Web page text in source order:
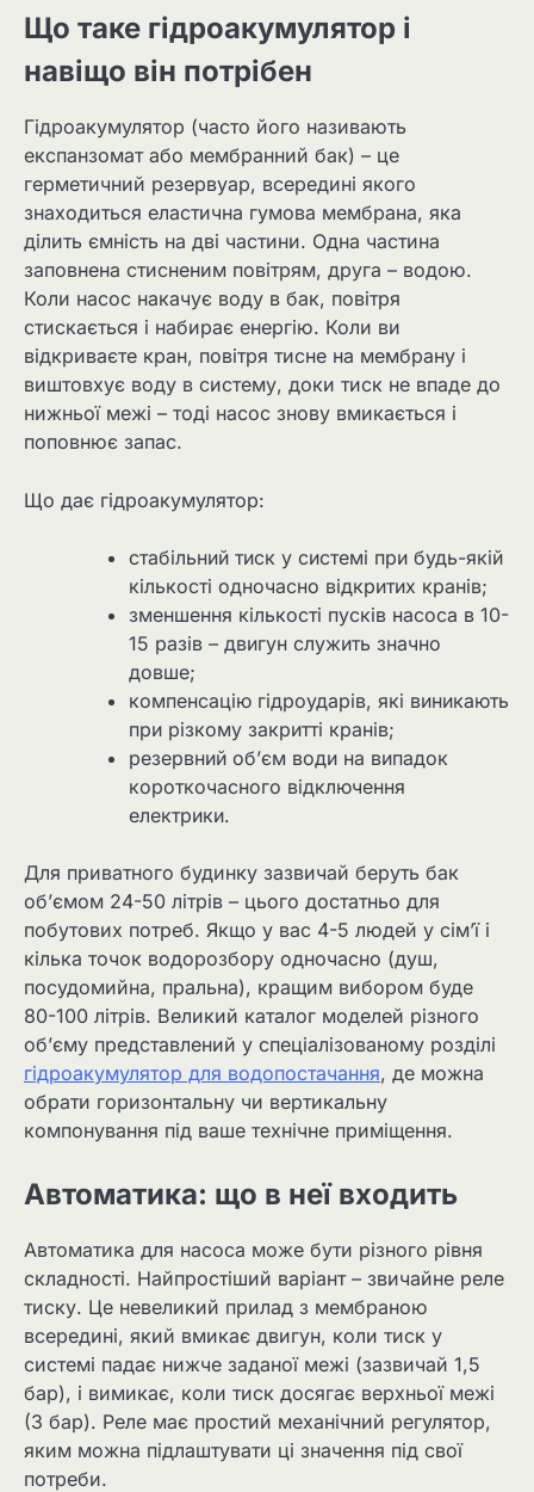
Що таке гідроакумулятор і
навіщо він потрібен
Гідроакумулятор (часто його називають
експанзомат або мембранний бак) – це
герметичний резервуар, всередині якого
знаходиться еластична гумова мембрана, яка
ділить ємність на дві частини. Одна частина
заповнена стисненим повітрям, друга – водою.
Коли насос накачує воду в бак, повітря
стискається і набирає енергію. Коли ви
відкриваєте кран, повітря тисне на мембрану і
виштовхує воду в систему, доки тиск не впаде до
нижньої межі – тоді насос знову вмикається і
поповнює запас.
Що дає гідроакумулятор:
стабільний тиск у системі при будь-якій
кількості одночасно відкритих кранів;
зменшення кількості пусків насоса в 10-
15 разів – двигун служить значно
довше;
компенсацію гідроударів, які виникають
при різкому закритті кранів;
резервний об’єм води на випадок
короткочасного відключення
електрики.
Для приватного будинку зазвичай беруть бак
об’ємом 24-50 літрів – цього достатньо для
побутових потреб. Якщо у вас 4-5 людей у сім’ї і
кілька точок водорозбору одночасно (душ,
посудомийна, пральна), кращим вибором буде
80-100 літрів. Великий каталог моделей різного
об’єму представлений у спеціалізованому розділі
гідроакумулятор для водопостачання, де можна
обрати горизонтальну чи вертикальну
компонування під ваше технічне приміщення.
Автоматика: що в неї входить
Автоматика для насоса може бути різного рівня
складності. Найпростіший варіант – звичайне реле
тиску. Це невеликий прилад з мембраною
всередині, який вмикає двигун, коли тиск у
системі падає нижче заданої межі (зазвичай 1,5
бар), і вимикає, коли тиск досягає верхньої межі
(3 бар). Реле має простий механічний регулятор,
яким можна підлаштувати ці значення під свої
потреби.